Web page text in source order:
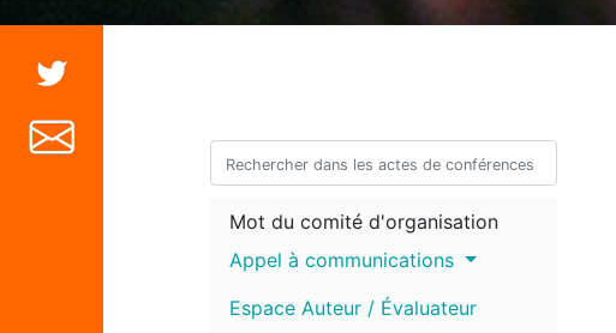
Mot du comité d'organisation
Appel à communications
Espace Auteur / Évaluateur